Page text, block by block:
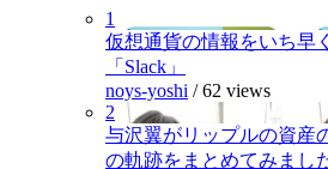
1
仮想通貨の情報をいち早
「Slack」
noys-yoshi /62 views
2
与沢翼がリップルの資産
の軌跡をまとめてみまし